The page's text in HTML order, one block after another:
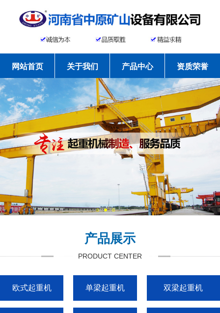
网站首页 关于我们 产品中心 资质荣誉
工程案例 新闻资讯 常见问题 联系我们
产品展示
PRODUCT CENTER
欧式起重机 单梁起重机 双梁起重机